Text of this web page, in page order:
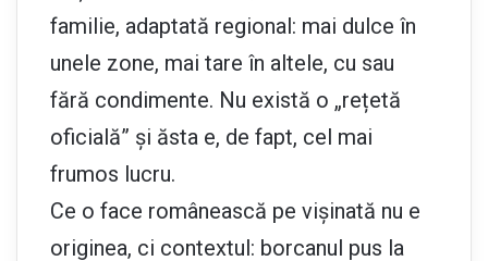
familie, adaptată regional: mai dulce în
unele zone, mai tare în altele, cu sau
fără condimente. Nu există o „rețetă
oficială” și ăsta e, de fapt, cel mai
frumos lucru.
Ce o face românească pe vișinată nu e
originea, ci contextul: borcanul pus la